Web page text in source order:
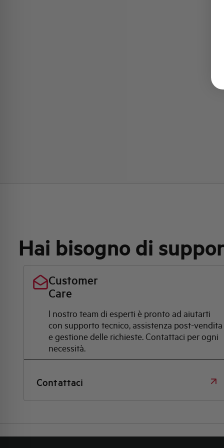
Hai bisogno di
Customer
Care
l nostro team di esperti è pronto ad aiutarti
con supporto tecnico, assistenza post-vendita
e gestione delle richieste. Contattaci per ogni
necessità.
Contattaci